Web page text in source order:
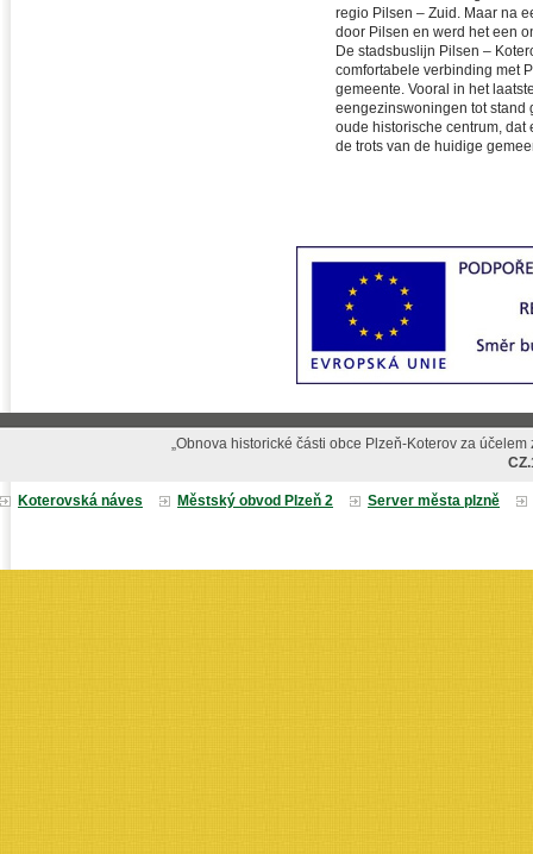
regio Pilsen – Zuid. Maar na
door Pilsen en werd het een
De stadsbuslijn Pilsen –
comfortabele verbinding met
gemeente. Vooral in het
eengezinswoningen tot stand
oude historische centrum, dat
de trots van de huidige
„Obnova historické části obce Plzeň-Koterov za
Koterovská náves Městský obvod Plzeň 2 Server města plzně